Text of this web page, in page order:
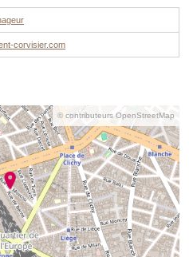
corvisier.com
© contributeurs OpenStreetMap